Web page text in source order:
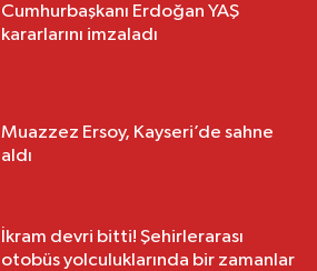
Cumhurbaşkanı Erdoğan YAŞ
kararlarını imzaladı
Muazzez Ersoy, Kayseri’de sahne
aldı
İkram devri bitti! Şehirlerarası
otobüs yolculuklarında bir zamanlar